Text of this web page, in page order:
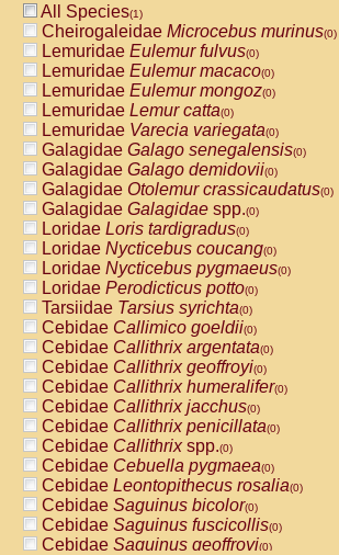
All Species(1)
Cheirogaleidae Microcebus murinus(0)
Lemuridae Eulemur fulvus(0)
Lemuridae Eulemur macaco(0)
Lemuridae Eulemur mongoz(0)
Lemuridae Lemur catta(0)
Lemuridae Varecia variegata(0)
Galagidae Galago senegalensis(0)
Galagidae Galago demidovii(0)
Galagidae Otolemur crassicaudatus(0)
Galagidae Galagidae spp.(0)
Loridae Loris tardigradus(0)
Loridae Nycticebus coucang(0)
Loridae Nycticebus pygmaeus(0)
Loridae Perodicticus potto(0)
Tarsiidae Tarsius syrichta(0)
Cebidae Callimico goeldii(0)
Cebidae Callithrix argentata(0)
Cebidae Callithrix geoffroyi(0)
Cebidae Callithrix humeralifer(0)
Cebidae Callithrix jacchus(0)
Cebidae Callithrix penicillata(0)
Cebidae Callithrixspp.(0)
Cebidae Cebuella pygmaea(0)
Cebidae Leontopithecus rosalia(0)
Cebidae Saguinus bicolor(0)
Cebidae Saguinus fuscicollis(0)
Cebidae Saguinus geoffroyi(0)